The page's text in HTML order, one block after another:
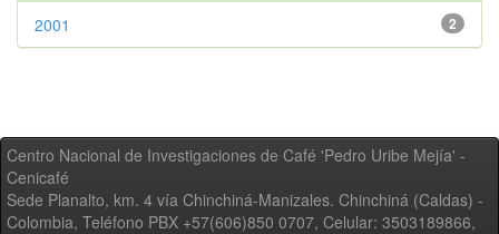
2
2001
Centro Nacional de Investigaciones de Café 'Pedro Uribe Mejía' -
Cenicafé
Sede Planalto, km. 4 vía Chinchiná-Manizales. Chinchiná (Caldas) -
Colombia, Teléfono PBX +57(606)850 0707, Celular: 3503189866,